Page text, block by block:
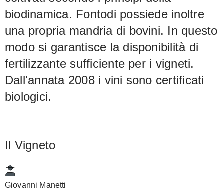
biodinamica. Fontodi possiede inoltre
una propria mandria di bovini. In questo
modo si garantisce la disponibilità di
fertilizzante sufficiente per i vigneti.
Dall'annata 2008 i vini sono certificati
biologici.
Il Vigneto
Giovanni Manetti